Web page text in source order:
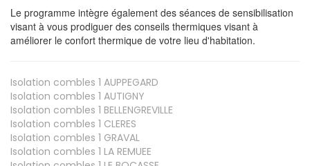
Le programme intègre également des séances de sensibilisation
visant à vous prodiguer des conseils thermiques visant à
améliorer le confort thermique de votre lieu d'habitation.
Isolation combles 1 AUPPEGARD
Isolation combles 1 AUTIGNY
Isolation combles 1 BELLENGREVILLE
Isolation combles 1 CLERES
Isolation combles 1 GRAVAL
Isolation combles 1 LA REMUEE